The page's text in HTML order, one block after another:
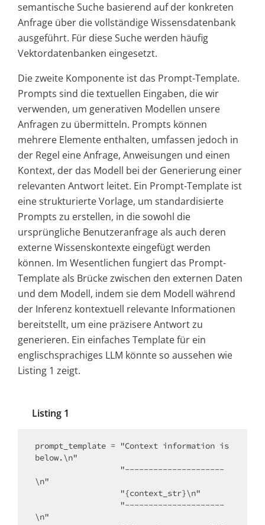
semantische Suche basierend auf der konkreten
Anfrage über die vollständige Wissensdatenbank
ausgeführt. Für diese Suche werden häufig
Vektordatenbanken eingesetzt.
Die zweite Komponente ist das Prompt-Template.
Prompts sind die textuellen Eingaben, die wir
verwenden, um generativen Modellen unsere
Anfragen zu übermitteln. Prompts können
mehrere Elemente enthalten, umfassen jedoch in
der Regel eine Anfrage, Anweisungen und einen
Kontext, der das Modell bei der Generierung einer
relevanten Antwort leitet. Ein Prompt-Template ist
eine strukturierte Vorlage, um standardisierte
Prompts zu erstellen, in die sowohl die
ursprüngliche Benutzeranfrage als auch deren
externe Wissenskontexte eingefügt werden
können. Im Wesentlichen fungiert das Prompt-
Template als Brücke zwischen den externen Daten
und dem Modell, indem sie dem Modell während
der Inferenz kontextuell relevante Informationen
bereitstellt, um eine präzisere Antwort zu
generieren. Ein einfaches Template für ein
englischsprachiges LLM könnte so aussehen wie
Listing 1 zeigt.
Listing 1
prompt_template = "Context information is
below.\n"
\n"
\n"